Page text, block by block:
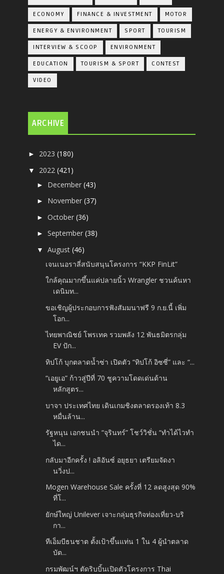
ECONOMY FINANCE & INVESTMENT MOTOR
ENERGY & ENVIRONMENT SPORT TOURISM
INTERVIEW & SCOOP ENVIRONMENT
EDUCATION TOURISM & SPORT CONTEST
VIDEO
ARCHIVE
► 2023(180)
▼ 2022(421)
► December(43)
► November(37)
►October(36)
►September(38)
▼August(46)
เจนเนอราลี่สนับสนุนโครงการ “KKP FinLit”
ใกล้คุณมากขึ้นแค่ปลายนิ้ว Wrangler ชวนค้นหา
เดนิมท...
ขอเชิญผู้ประกอบการฟังสัมมนาฟรี 9 ก.ย.นี้ เพิ่ม
โอก...
ไทยพาณิชย์ โพรเทค รวมพลัง 12 พันธมิตรกลุ่ม
EV ปัก...
ทิปโก้ บุกตลาดน้ำซ่า เปิดตัว “ทิปโก้ อิซซี่” และ “...
“เอยูเอ” ก้าวสู่ปีที่ 70 ชูความโดดเด่นด้าน
หลักสูตร...
บาจา ประเทศไทย เดินเกมชิงตลาดรองเท้า 8.3
หมื่นล้าน...
รัฐหนุน เอกชนนำ “จุรินทร์” โชว์วิชั่น “ทำได้ไวทำ
ได...
กลับมาอีกครั้ง ! อลิอันซ์ อยุธยา เตรียมจัดงา
นวิ่งป...
Mogen Warehouse Sale ครั้งที่ 12 ลดสูงสุด 90%
ที่โ...
ยักษ์ใหญ่ Unilever เจาะกลุ่มธุรกิจท่องเที่ยว-บริ
กา...
ทีเอ็มบีธนชาต ตั้งเป้าขึ้นแท่น 1 ใน 4 ผู้นำตลาด
บัต...
กรมพัฒน์ฯ ตัดริบบิ้นเปิดตัวโครงการ Thai